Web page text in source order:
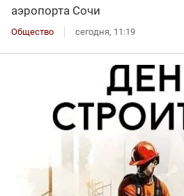
аэропорта Сочи
Общество сегодня, 11:19